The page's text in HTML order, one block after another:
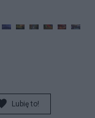
Lubię to!